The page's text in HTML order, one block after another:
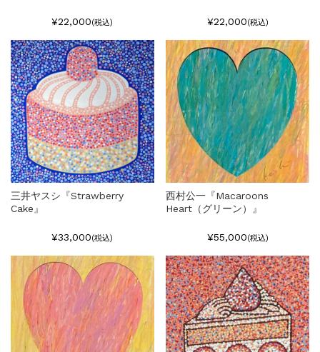
¥22,000(税込) ¥22,000(税込)
三井ヤスシ『Strawberry
Cake』
¥33,000(税込)
西村公一『Macaroons
Heart（グリーン）』
¥55,000(税込)